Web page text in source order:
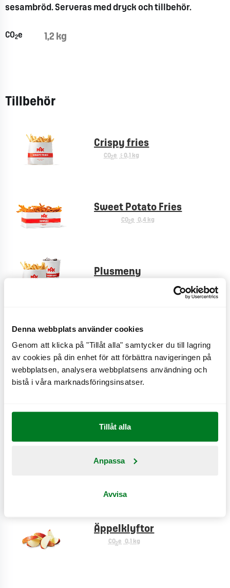
Denna webbplats använder cookies
Genom att klicka på "Tillåt alla" samtycker du till lagring
av cookies på din enhet för att förbättra navigeringen på
webbplatsen, analysera webbplatsens användning och
bistå i våra marknadsföringsinsatser.
Tillåt alla
Anpassa
Avvisa
sesambröd. Serveras med dryck och tillbehör.
CO2e 1,2 kg
Tillbehör
Crispy fries
CO2e < 0,1 kg
Sweet Potato Fries
CO2e 0,4 kg
Plusmeny
CO e 0,9 kg
CO e 0,6 kg
Bönsallad
Äppelklyftor
CO2e 0,1 kg